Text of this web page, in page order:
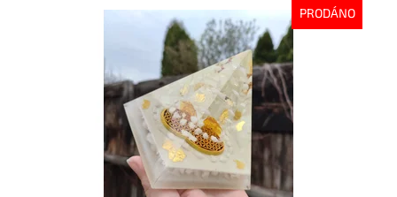
PRODÁNO
Vyprodáno